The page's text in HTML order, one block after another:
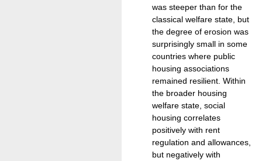
was steeper than for the
classical welfare state, but
the degree of erosion was
surprisingly small in some
countries where public
housing associations
remained resilient. Within
the broader housing
welfare state, social
housing correlates
positively with rent
regulation and allowances,
but negatively with